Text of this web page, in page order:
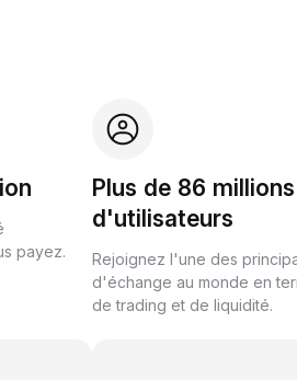
payez.
Plus de 86 millions
d'utilisateurs
Rejoignez l'une des
d'échange au monde en
de trading et de liquidité.